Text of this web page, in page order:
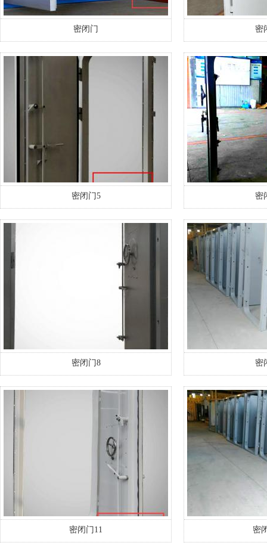
密闭门 密
密闭门5 密
密闭门8 密
密闭门11 密